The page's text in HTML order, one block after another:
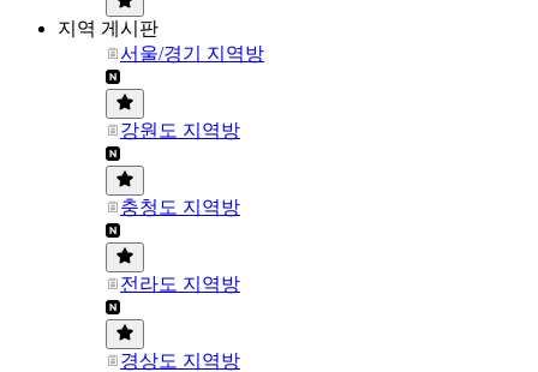
지역 게시판
서울/경기 지역방
강원도 지역방
충청도 지역방
전라도 지역방
경상도 지역방